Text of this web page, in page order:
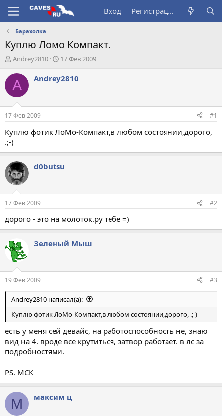
Вход Регистрация
Барахолка
Куплю Ломо Компакт.
А
т
о
т
е
м
ы
Andrey2810
Д
т
а
л
17 Фев 2009
A Andrey2810
17 Фев 2009 #1
Куплю фотик ЛоМо-Компакт,в любом состоянии,дорого,
.;-)
d0butsu
17 Фев 2009 #2
дорого - это на молоток.ру тебе =)
Зеленый Мыш
19 Фев 2009 #3
Andrey2810 написал(а):
Куплю фотик ЛоМо-Компакт,в любом состоянии,дорого, .;-)
есть у меня сей девайс, на работоспособность не, знаю
вид на 4. вроде все крутиться, затвор работает. в лс за
подробностями.
PS. МСК
М максим ц